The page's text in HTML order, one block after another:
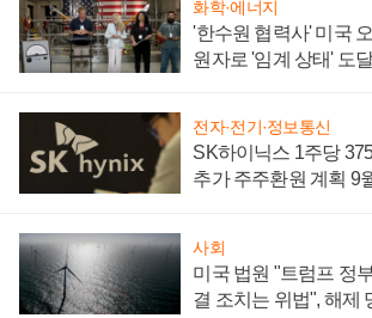
화학·에너지
'한수원 협력사' 미국
원자로 '임계 상태' 도
전자·전기·정보통신
SK하이닉스 1주당
추가 주주환원 계획 9
사회
미국 법원 "트럼프 정
결 조치는 위법", 해제